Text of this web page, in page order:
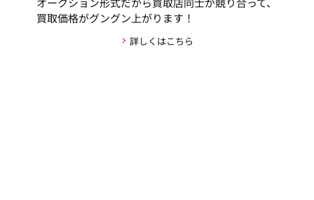
買取価格がグングン上がります！
詳しくはこちら